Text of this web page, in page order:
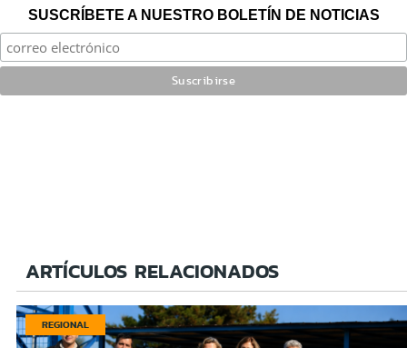
SUSCRÍBETE A NUESTRO BOLETÍN DE NOTICIAS
ARTÍCULOS RELACIONADOS
REGIONAL